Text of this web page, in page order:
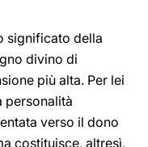
significato della
divino di
più alta. Per lei
personalità
verso il dono
costituisce, altresì,